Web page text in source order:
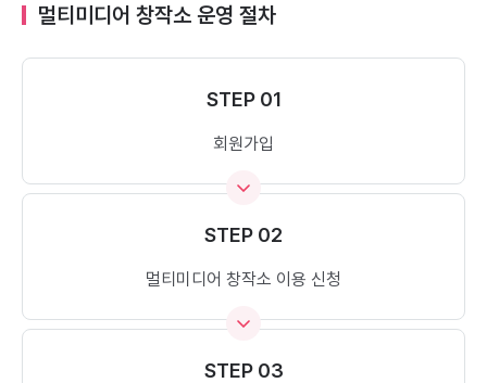
멀티미디어 창작소 운영 절차
STEP 01
회원가입
STEP 02
멀티미디어 창작소 이용 신청
STEP 03